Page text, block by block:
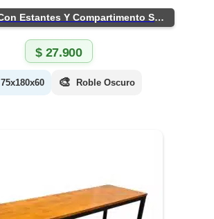
Escritorio Con Estantes Y Compartimento Seguro
$27.900
75x180x60 🎨 Roble Oscuro